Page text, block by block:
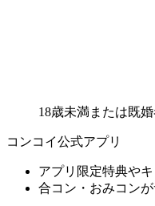
18歳未満または既
コンコイ公式アプリ
アプリ限定特典や
合コン・おみコンが